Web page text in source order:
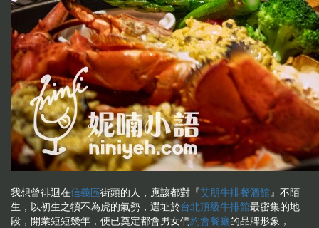
我想曾徘迴在信義區街頭的人，應該都對『艾朋牛排餐酒館』不陌
生，以初生之犢不為虎的氣勢，選址於台北頂級牛排館最密集的地
段，開業短短幾年，便已奠定都會男女們約會餐廳的品牌形象，